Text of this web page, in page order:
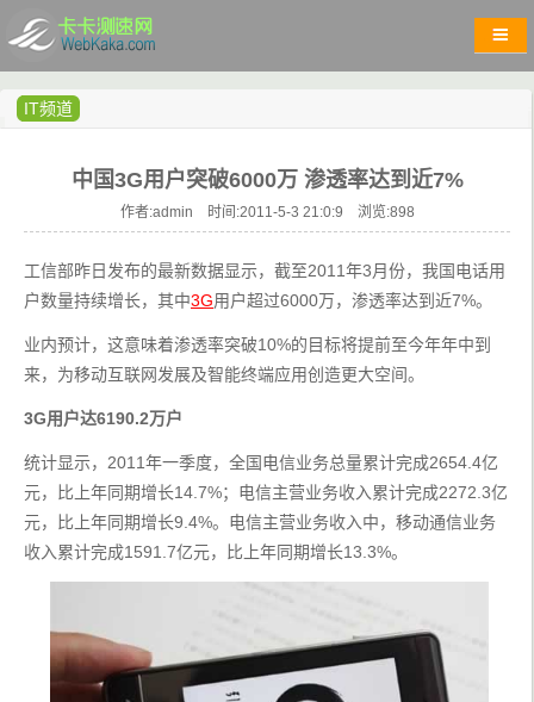
IT频道
中国3G用户突破6000万 渗透率达到近7%
作者:admin 时间:2011-5-3 21:0:9 浏览:898
工信部昨日发布的最新数据显示，截至2011年3月份，我国电话用
户数量持续增长，其中3G用户超过6000万，渗透率达到近7%。
业内预计，这意味着渗透率突破10%的目标将提前至今年年中到
来，为移动互联网发展及智能终端应用创造更大空间。
3G用户达6190.2万户
统计显示，2011年一季度，全国电信业务总量累计完成2654.4亿
元，比上年同期增长14.7%；电信主营业务收入累计完成2272.3亿
元，比上年同期增长9.4%。电信主营业务收入中，移动通信业务
收入累计完成1591.7亿元，比上年同期增长13.3%。